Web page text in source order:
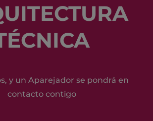
y un Aparejador se pondrá en
contacto contigo